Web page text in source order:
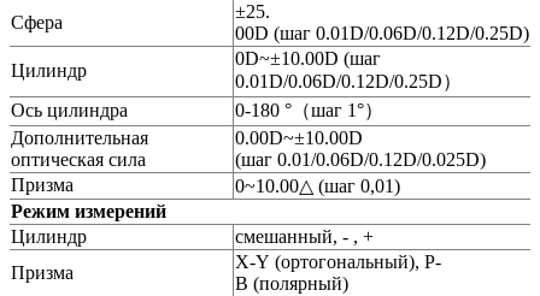
Сфера
±25.
00D (шаг 0.01D/0.06D/0.12D/0.25D)
Цилиндр
0D~±10.00D (шаг
0.01D/0.06D/0.12D/0.25D）
Ось цилиндра
0-180 °（шаг 1°）
Дополнительная
оптическая сила
0.00D~±10.00D
(шаг 0.01/0.06D/0.12D/0.025D)
Призма
0~10.00△ (шаг 0,01)
Режим измерений
Цилиндр
смешанный, - , +
Призма
X-Y (ортогональный), P-
B (полярный)